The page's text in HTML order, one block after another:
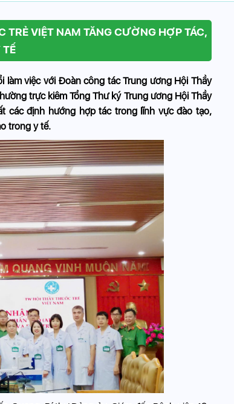
VIỆT NAM TĂNG CƯỜNG HỢP TÁC,
TẾ
việc với Đoàn công tác Trung ương Hội Thầy
trực kiêm Tổng Thư ký Trung ương Hội Thầy
các định hướng hợp tác trong lĩnh vực đào tạo,
trong y tế.